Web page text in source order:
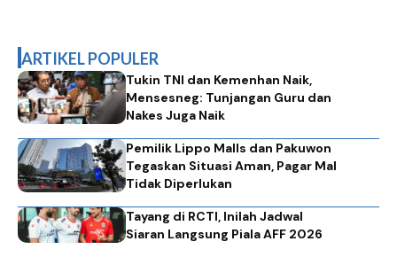
ARTIKEL POPULER
Tukin TNI dan Kemenhan Naik,
Mensesneg: Tunjangan Guru dan
Nakes Juga Naik
Pemilik Lippo Malls dan Pakuwon
Tegaskan Situasi Aman, Pagar Mal
Tidak Diperlukan
Tayang di RCTI, Inilah Jadwal
Siaran Langsung Piala AFF 2026